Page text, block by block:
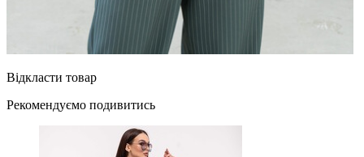
Відкласти товар
Рекомендуємо подивитись